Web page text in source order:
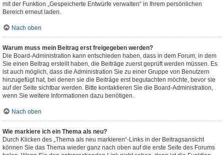
mit der Funktion „Gespeicherte Entwürfe verwalten“ in Ihrem persönlichen
Bereich erneut laden.
Nach oben
Warum muss mein Beitrag erst freigegeben werden?
Die Board-Administration kann entschieden haben, dass in dem Forum, in dem
Sie einen Beitrag erstellt haben, die Beiträge zuerst geprüft werden müssen. Es
ist auch möglich, dass die Administration Sie zu einer Gruppe von Benutzern
hinzugefügt hat, bei denen sie die Beiträge erst begutachten möchte, bevor sie
auf der Seite sichtbar werden. Bitte kontaktieren Sie die Board-Administration,
wenn Sie weitere Informationen dazu benötigen.
Nach oben
Wie markiere ich ein Thema als neu?
Durch Klicken des „Thema als neu markieren“-Links in der Beitragsansicht
können Sie das Thema wieder ganz nach oben auf die erste Seite des Forums